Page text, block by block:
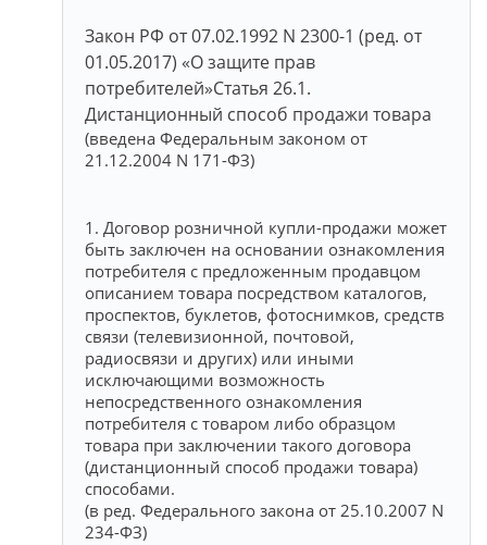
Закон РФ от 07.02.1992 N 2300-1 (ред. от
01.05.2017) «О защите прав
потребителей»Статья 26.1.
Дистанционный способ продажи товара
(введена Федеральным законом от
21.12.2004 N 171-ФЗ)
1. Договор розничной купли-продажи может
быть заключен на основании ознакомления
потребителя с предложенным продавцом
описанием товара посредством каталогов,
проспектов, буклетов, фотоснимков, средств
связи (телевизионной, почтовой,
радиосвязи и других) или иными
исключающими возможность
непосредственного ознакомления
потребителя с товаром либо образцом
товара при заключении такого договора
(дистанционный способ продажи товара)
способами.
(в ред. Федерального закона от 25.10.2007 N
234-ФЗ)